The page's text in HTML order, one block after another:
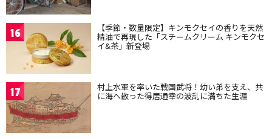
16 【季節・数量限定】キンモクセイの香りを天然
精油で再現した「スチームクリーム キンモクセ
イ&茶」新登場
17 村上水軍を率いた戦国武将！幼い弟を支え、共
に海へ散った得居通幸の波乱に満ちた生涯